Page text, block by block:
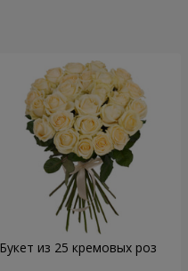
Букет из 25 кремовых роз